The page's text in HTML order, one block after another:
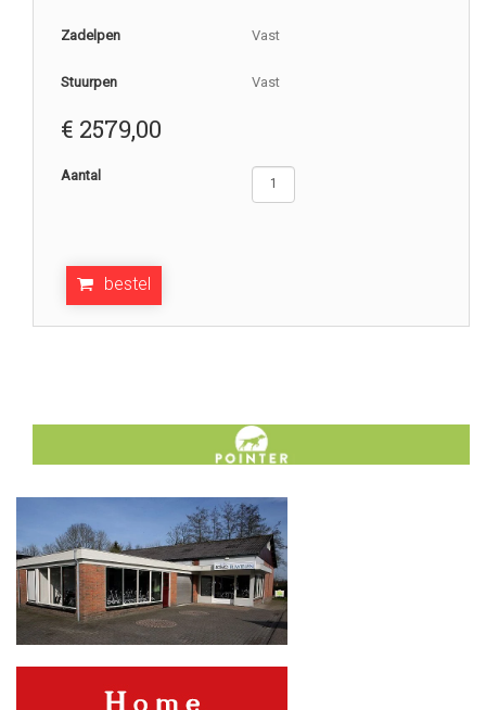
Zadelpen Vast
Stuurpen Vast
€ 2579,00
Aantal
bestel